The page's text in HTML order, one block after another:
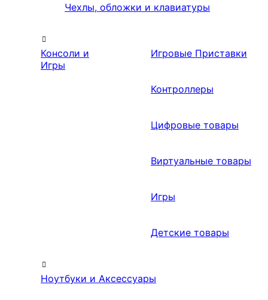
Чехлы, обложки и клавиатуры
Консоли и
Игры
Игровые Приставки
Контроллеры
Цифровые товары
Виртуальные товары
Игры
Детские товары
Ноутбуки и Аксессуары